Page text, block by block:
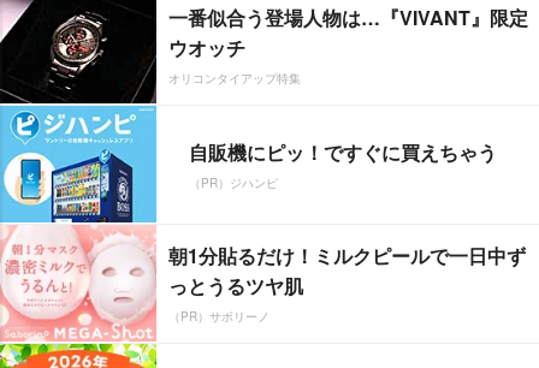
一番似合う登場人物は…『VIVANT』限定
ウオッチ
オリコンタイアップ特集
自販機にピッ！ですぐに買えちゃう
（PR）ジハンピ
朝1分貼るだけ！ミルクピールで一日中ず
っとうるツヤ肌
（PR）サボリーノ